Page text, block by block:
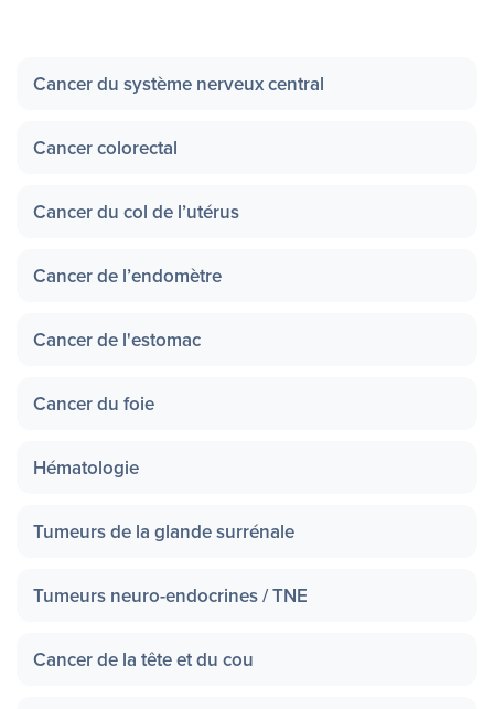
Cancer du système nerveux central
Cancer colorectal
Cancer du col de l’utérus
Cancer de l’endomètre
Cancer de l'estomac
Cancer du foie
Hématologie
Tumeurs de la glande surrénale
Tumeurs neuro-endocrines / TNE
Cancer de la tête et du cou